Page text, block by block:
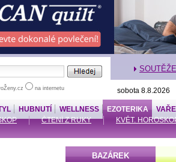
na internetu
SOUTĚŽE
sobota
HUBNUTÍ WELLNESS
EZOTERIKA
ČTENÍ Z RUKY
KVĚT.
BAZÁREK